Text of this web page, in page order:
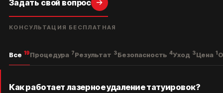
Задать свой вопрос
КОНСУЛЬТАЦИЯ БЕСПЛАТНАЯ
Все 19Процедура 7Результат 3Безопасность 4Уход 3Цена 1
Как работает лазерное удаление татуировок?
МЫ НАХОДИМСЯ ПО АДРЕСУ